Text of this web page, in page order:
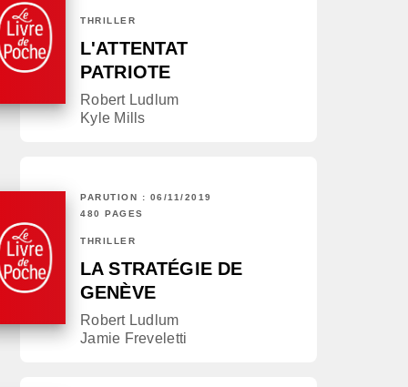
THRILLER
L'ATTENTAT
PATRIOTE
Robert Ludlum
Kyle Mills
PARUTION : 06/11/2019
480 PAGES
THRILLER
LA STRATÉGIE DE
GENÈVE
Robert Ludlum
Jamie Freveletti